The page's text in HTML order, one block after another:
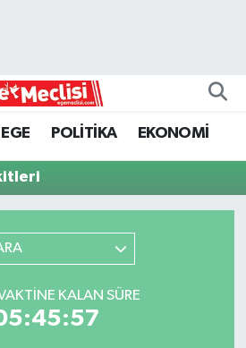
EGE POLİTİKA EKONOMİ
KALAN SÜRE